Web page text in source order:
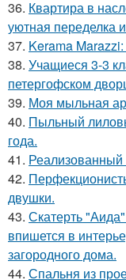
36. Квартира в
уютная переделка
37. Kerama Marazzi:
38. Учащиеся 3-3
петергофском
39. Моя мыльная
40. Пыльный
года.
41.
42.
двушки.
43. Скатерть
впишется в
загородного дома.
44. Спальня из